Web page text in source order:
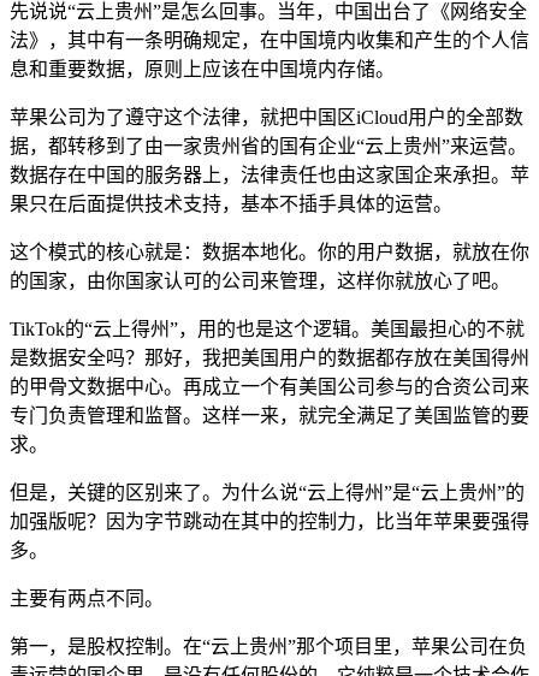
先说说“云上贵州”是怎么回事。当年，中国出台了《网络安全
法》，其中有一条明确规定，在中国境内收集和产生的个人信
息和重要数据，原则上应该在中国境内存储。
苹果公司为了遵守这个法律，就把中国区iCloud用户的全部数
据，都转移到了由一家贵州省的国有企业“云上贵州”来运营。
数据存在中国的服务器上，法律责任也由这家国企来承担。苹
果只在后面提供技术支持，基本不插手具体的运营。
这个模式的核心就是：数据本地化。你的用户数据，就放在你
的国家，由你国家认可的公司来管理，这样你就放心了吧。
TikTok的“云上得州”，用的也是这个逻辑。美国最担心的不就
是数据安全吗？那好，我把美国用户的数据都存放在美国得州
的甲骨文数据中心。再成立一个有美国公司参与的合资公司来
专门负责管理和监督。这样一来，就完全满足了美国监管的要
求。
但是，关键的区别来了。为什么说“云上得州”是“云上贵州”的
加强版呢？因为字节跳动在其中的控制力，比当年苹果要强得
多。
主要有两点不同。
第一，是股权控制。在“云上贵州”那个项目里，苹果公司在负